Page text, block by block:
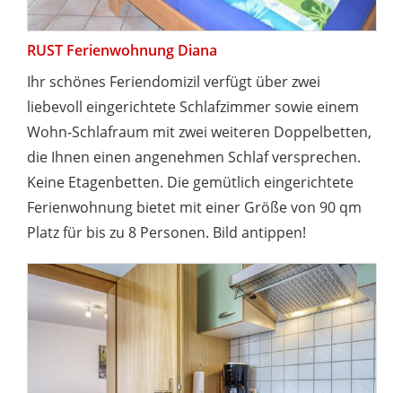
RUST Ferienwohnung Diana
Ihr schönes Feriendomizil verfügt über zwei
liebevoll eingerichtete Schlafzimmer sowie einem
Wohn-Schlafraum mit zwei weiteren Doppelbetten,
die Ihnen einen angenehmen Schlaf versprechen.
Keine Etagenbetten. Die gemütlich eingerichtete
Ferienwohnung bietet mit einer Größe von 90 qm
Platz für bis zu 8 Personen. Bild antippen!